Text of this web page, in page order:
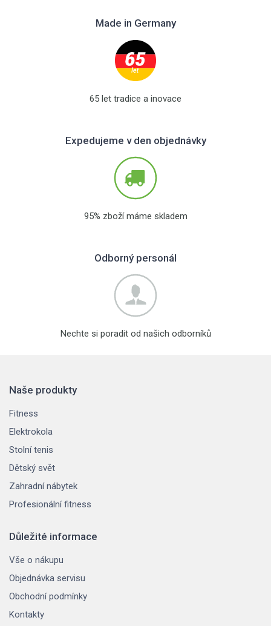
Made in Germany
65 let tradice a inovace
Expedujeme v den objednávky
95% zboží máme skladem
Odborný personál
Nechte si poradit od našich odborníků
Naše produkty
Fitness
Elektrokola
Stolní tenis
Dětský svět
Zahradní nábytek
Profesionální fitness
Důležité informace
Vše o nákupu
Objednávka servisu
Obchodní podmínky
Kontakty